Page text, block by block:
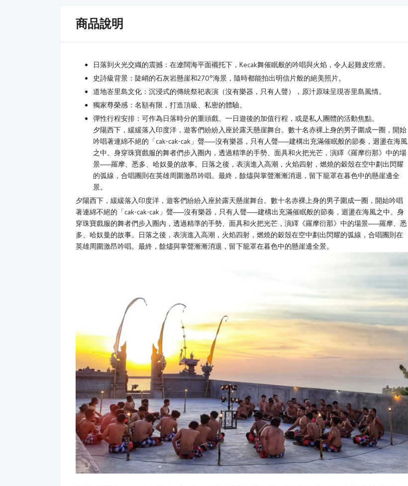
商品說明
日落到火光交織的震撼：在遼闊海平面襯托下，Kecak舞催眠般的吟唱與火焰，令人起雞皮疙瘩。
史詩級背景：陡峭的石灰岩懸崖和270°海景，隨時都能拍出明信片般的絕美照片。
道地峇里島文化：沉浸式的傳統祭祀表演（沒有樂器，只有人聲），原汁原味呈現峇里島風情。
獨家尊榮感：名額有限，打造頂級、私密的體驗。
彈性行程安排：可作為日落時分的重頭戲、一日遊後的加值行程，或是私人團體的活動焦點。
夕陽西下，緩緩落入印度洋，遊客們紛紛入座於露天懸崖舞台。數十名赤裸上身的男子圍成一圈，開始
吟唱著連綿不絕的「cak-cak-cak」聲——沒有樂器，只有人聲——建構出充滿催眠般的節奏，迴盪在海風
之中。身穿珠寶戲服的舞者們步入圈內，透過精準的手勢、面具和火把光芒，演繹《羅摩衍那》中的場
景——羅摩、悉多、哈奴曼的故事。日落之後，表演進入高潮，火焰四射，燃燒的穀殼在空中劃出閃耀
的弧線，合唱團則在英雄周圍激昂吟唱。最終，餘燼與掌聲漸漸消退，留下籠罩在暮色中的懸崖邊全
景。
夕陽西下，緩緩落入印度洋，遊客們紛紛入座於露天懸崖舞台。數十名赤裸上身的男子圍成一圈，開始吟唱
著連綿不絕的「cak-cak-cak」聲——沒有樂器，只有人聲——建構出充滿催眠般的節奏，迴盪在海風之中。身
穿珠寶戲服的舞者們步入圈內，透過精準的手勢、面具和火把光芒，演繹《羅摩衍那》中的場景——羅摩、悉
多、哈奴曼的故事。日落之後，表演進入高潮，火焰四射，燃燒的穀殼在空中劃出閃耀的弧線，合唱團則在
英雄周圍激昂吟唱。最終，餘燼與掌聲漸漸消退，留下籠罩在暮色中的懸崖邊全景。